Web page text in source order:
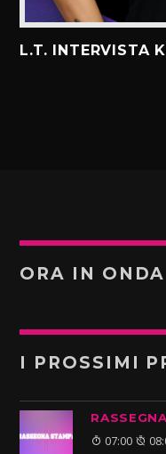
L.T. INTERVISTA
ORA IN ONDA
I PROSSIMI
07:00